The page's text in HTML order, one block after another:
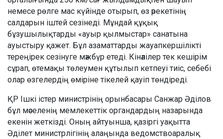
немесе рөлге мас күйінде отырып, өз әрекетінің
салдарын іштей сезінеді. Мұндай құқық
бұзушылықтарды «ауыр қылмыстар» санатына
ауыстыру қажет. Бұл азаматтарды жауапкершілікті
тереңірек сезінуге мәжбүр етеді. Кінәлілер тек кешірім
сұрап, өтемақы төлеумен құтылып кетпеуі тиіс, себебі
олар өзгелердің өміріне тікелей қауіп төндіреді.
ҚР Ішкі істер министрінің орынбасары Санжар Әділов
бұл мәселенің мемлекеттік органдардың назарында
екенін жеткізді. Оның айтуынша, қазіргі уақытта
Әділет министрлігінің алаңында ведомствоаралық